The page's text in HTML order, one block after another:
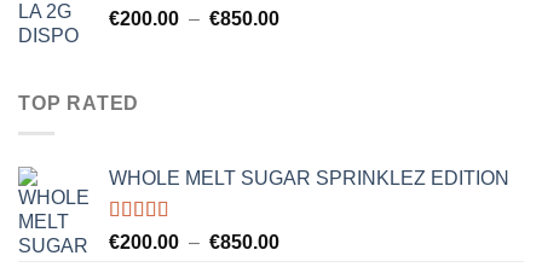
€200.00 – €850.00Plage
TOP RATED
WHOLE MELT SUGAR SPRINKLEZ EDITION
Note5.00
€200.00 – €850.00Plage